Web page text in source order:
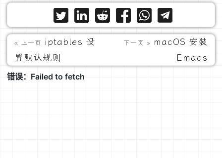
« 上一页
iptables 设
置默认规则
下一页 » macOS 安装
Emacs